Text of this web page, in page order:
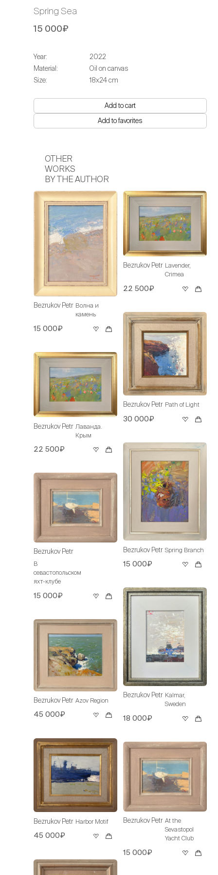
Spring Sea
15 000₽
Year:
2022
Material:
Oil on canvas
Size:
18х24 cm
Add to cart
Add to favorites
OTHER
WORKS
BY THE AUTHOR
Bezrukov Petr Волна и
камень
15 000₽
Bezrukov Petr Лаванда.
Крым
22 500₽
Bezrukov Petr
В
севастопольском
яхт-клубе
15 000₽
Bezrukov Petr Azov Region
45 000₽
Bezrukov Petr Harbor Motif
45 000₽
Bezrukov Petr Lavender,
Crimea
22 500₽
Bezrukov Petr Path of Light
30 000₽
Bezrukov Petr Spring Branch
15 000₽
Bezrukov Petr Kalmar,
Sweden
18 000₽
Bezrukov Petr At the
Sevastopol
Yacht Club
15 000₽